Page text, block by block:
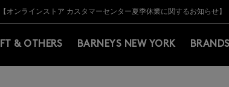
BARNEYS＞会員のお客様は11,000円（税込）以上のお買上げで常
【夏季休業に伴う出荷一時停止のお知らせ】(2026.8.7)
【オンラインストア カスタマーセンター夏季休業に関するお知らせ】
【夏季休業に伴う返品・交換承り一時停止のお知らせ】（
熊本県を中心とした地震の影響によるお荷物のお届けにつ
【開催中】SUMMER SALEのご案内・ご注意事項
BARNEYS＞会員のお客様は11,000円（税込）以上のお買上げで常
【夏季休業に伴う出荷一時停止のお知らせ】(2026.8.7)
& OTHERS BARNEYS NEW YORK BRANDS